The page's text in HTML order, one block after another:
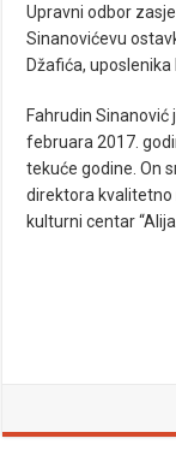
Upravni odbor
Sinanovićevu
Džafića, uposlenika
Fahrudin
februara 2017.
tekuće godine. On
direktora kvalitetno
kulturni centar